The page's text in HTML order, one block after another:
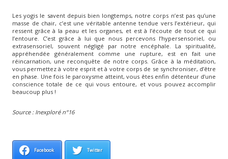
Les yogis le savent depuis bien longtemps, notre corps n’est pas qu’une
masse de chair, c’est une véritable antenne tendue vers l’extérieur, qui
ressent grâce à la peau et les organes, et est à l’écoute de tout ce qui
l’entoure. C’est grâce à lui que nous percevons l’hypersensoriel, ou
extrasensoriel, souvent négligé par notre encéphale. La spiritualité,
appréhendée généralement comme une rupture, est en fait une
réincarnation, une reconquête de notre corps. Grâce à la méditation,
vous permettez à votre esprit et à votre corps de se synchroniser, d’être
en phase. Une fois le paroxysme atteint, vous êtes enfin détenteur d’une
conscience totale de ce qui vous entoure, et vous pouvez accomplir
beaucoup plus !
Source : Inexploré n°16
Facebook Twitter